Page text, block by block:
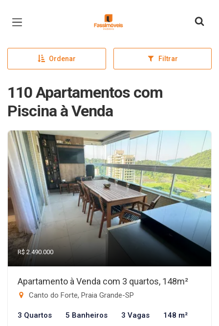
Página inicial
Ordenar Filtrar
110 Apartamentos com
Piscina à Venda
R$ 2.490.000
Apartamento à Venda com 3 quartos, 148m²
Canto do Forte, Praia Grande-SP
3 Quartos 5 Banheiros 3 Vagas 148 m²